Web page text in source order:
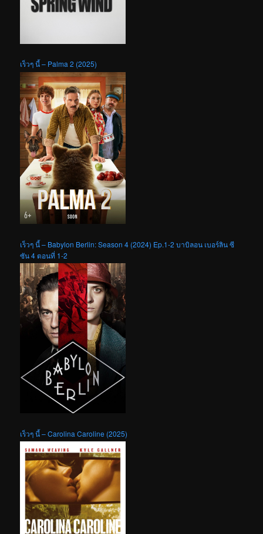
เร็วๆ นี้ – Palma 2 (2025)
เร็วๆ นี้ – Babylon Berlin: Season 4 (2024) Ep.1-2 บาบิลอน เบอร์ลิน ซี
ซัน 4 ตอนที่ 1-2
เร็วๆ นี้ – Carolina Caroline (2025)